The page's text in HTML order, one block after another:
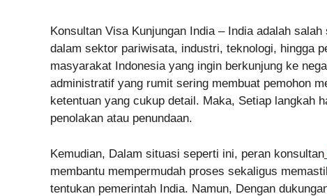
Konsultan Visa Kunjungan India – India adalah
dalam sektor pariwisata, industri, teknologi, hingga
masyarakat Indonesia yang ingin berkunjung ke
administratif yang rumit sering membuat pemohon
ketentuan yang cukup detail. Maka, Setiap langkah
penolakan atau penundaan.
Kemudian, Dalam situasi seperti ini, peran konsultan
membantu mempermudah proses sekaligus
tentukan pemerintah India. Namun, Dengan